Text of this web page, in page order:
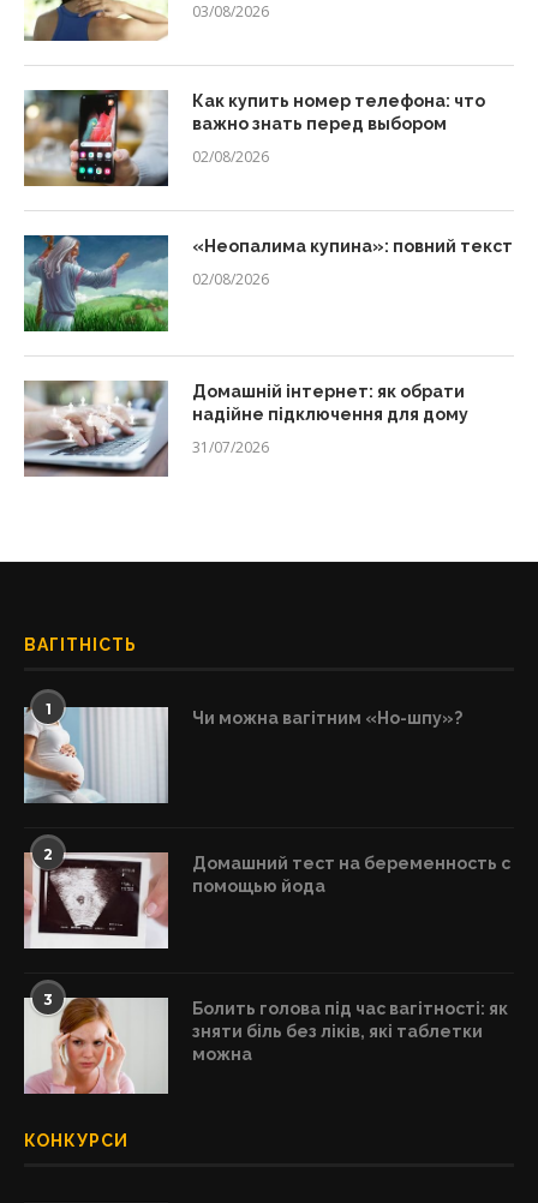
03/08/2026
Как купить номер телефона: что
важно знать перед выбором
02/08/2026
«Неопалима купина»: повний текст
02/08/2026
Домашній інтернет: як обрати
надійне підключення для дому
31/07/2026
ВАГІТНІСТЬ
1 Чи можна вагітним «Но-шпу»?
2
Домашний тест на беременность с
помощью йода
3
Болить голова під час вагітності: як
зняти біль без ліків, які таблетки
можна
КОНКУРСИ